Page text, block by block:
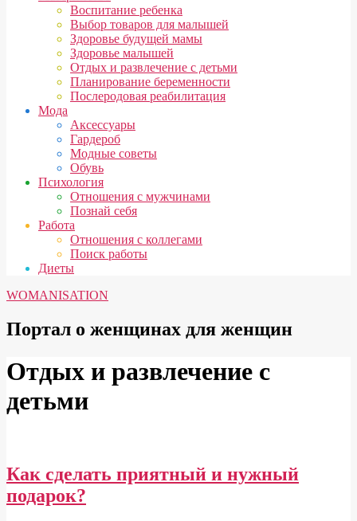
Воспитание ребенка
Выбор товаров для малышей
Здоровье будущей мамы
Здоровье малышей
Отдых и развлечение с детьми
Планирование беременности
Послеродовая реабилитация
Мода
Аксессуары
Гардероб
Модные советы
Обувь
Психология
Отношения с мужчинами
Познай себя
Работа
Отношения с коллегами
Поиск работы
Диеты
WOMANISATION
Портал о женщинах для женщин
Отдых и развлечение с
детьми
Как сделать приятный и нужный
подарок?